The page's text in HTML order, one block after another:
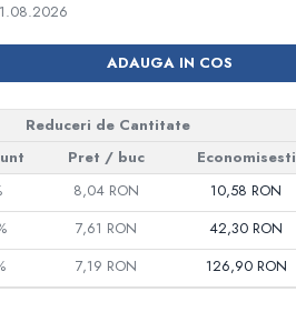
ADAUGA IN COS
Reduceri de Cantitate
Pret / buc
Economisesti
8,04 RON 10,58 RON
7,61 RON 42,30 RON
7,19 RON 126,90 RON